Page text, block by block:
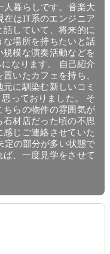
暮らしです。音楽大
はIT系のエンジニア
していて、将来的に
場所を持ちたいと話
模な演奏活動などを
なります。 自己紹介
いたカフェを持ち、
に馴染む新しいコミ
っておりました。 そ
らの物件の雰囲気が
材店だった頃の不思
じご連絡させていた
定の部分が多い状態で
、一度見学をさせて